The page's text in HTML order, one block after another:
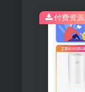
付费资源